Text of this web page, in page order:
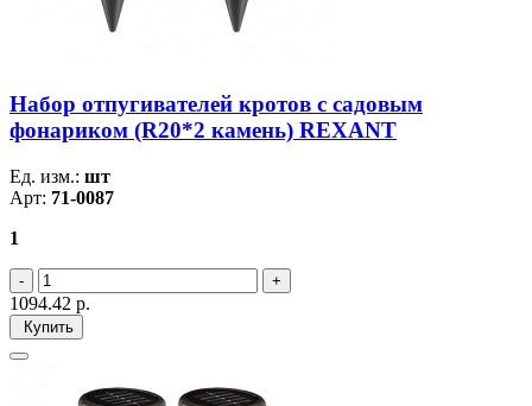
Набор отпугивателей кротов с садовым
фонариком (R20*2 камень) REXANT
Ед. изм.: шт
Арт: 71-0087
1
1094.42 р.
Купить